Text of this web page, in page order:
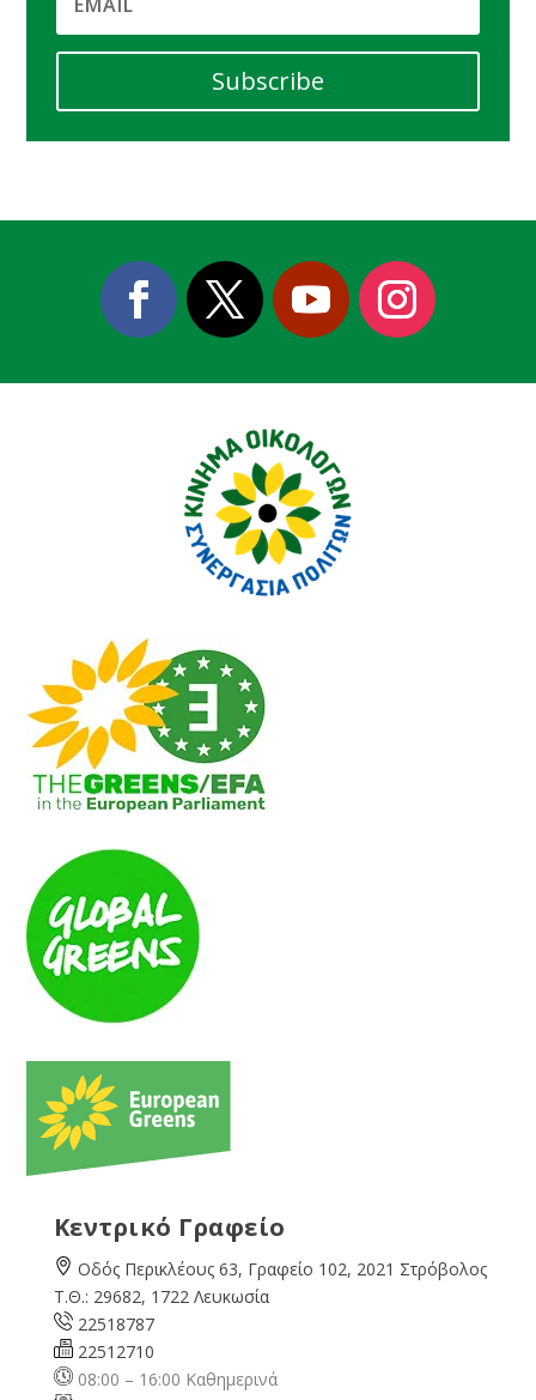
Subscribe
Κεντρικό Γραφείο
Οδός Περικλέους 63, Γραφείο 102, 2021 Στρόβολος
Τ.Θ.: 29682, 1722 Λευκωσία
22518787
22512710
08:00 – 16:00 Καθημερινά